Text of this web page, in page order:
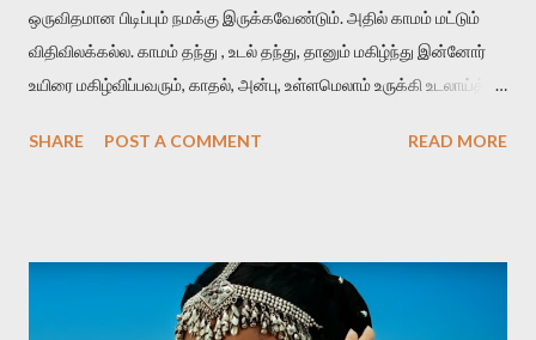
ஒருவிதமான பிடிப்பும் நமக்கு இருக்கவேண்டும். அதில் காமம் மட்டும்
விதிவிலக்கல்ல. காமம் தந்து , உடல் தந்து, தானும் மகிழ்ந்து இன்னோர்
உயிரை மகிழ்விப்பவரும், காதல், அன்பு, உள்ளமெலாம் உருக்கி உடலாய்த்
மதிக்கப்பட வேண்டியவர்கள். அவர்கள் ஆணாய் இருந்தாலும்,
விஸ்தாரமான அறிவினாலும், நடத்தையினாலும், வார்த்தையினாலும்
உள்ளுக்குள்ளே நிகழும் மாற்றத்தினாலும் எழவேண்டும். கங்குபாய்
SHARE POST A COMMENT READ MORE